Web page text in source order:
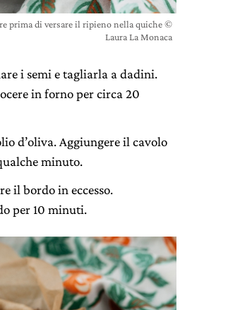
prima di versare il ripieno nella quiche ©
Laura La Monaca
i semi e tagliarla a dadini.
in forno per circa 20
d’oliva. Aggiungere il cavolo
minuto.
il bordo in eccesso.
per 10 minuti.